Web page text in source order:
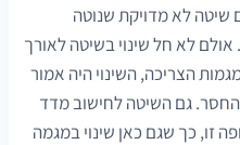
שיטה לא מדויקת שנוטה
לא חל שינוי בשיטה לאורך
הצריכה, השינוי היה אמור
החסר. גם השיטה לחישוב מדד
זו, כך שגם כאן שינוי במגמה